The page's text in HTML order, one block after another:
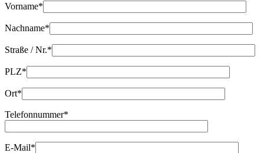
Vorname*
Nachname*
Straße / Nr.*
PLZ*
Ort*
Telefonnummer*
E-Mail*